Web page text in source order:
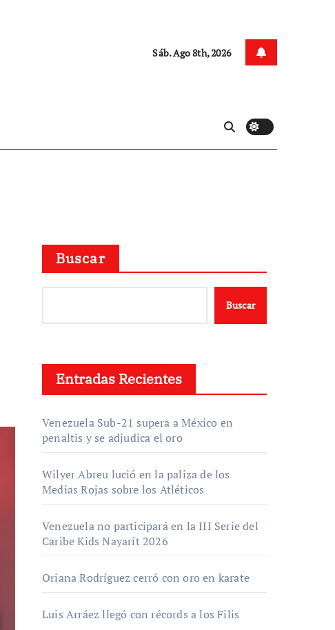
Sáb. Ago 8th, 2026
Buscar
Buscar
Entradas Recientes
Venezuela Sub-21 supera a México en
penaltis y se adjudica el oro
Wilyer Abreu lució en la paliza de los
Medias Rojas sobre los Atléticos
Venezuela no participará en la III Serie del
Caribe Kids Nayarit 2026
Oriana Rodríguez cerró con oro en karate
Luis Arráez llegó con récords a los Filis